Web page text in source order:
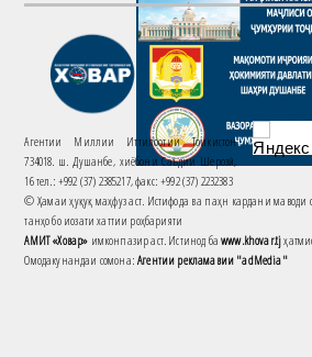
Агентии Миллии Иттилоотии Тоҷикистон
734018. ш. Душанбе, хиёбони Саъдии Шерозӣ,
16 тел.: +992 (37) 2385217, факс: +992 (37) 2232383
© Ҳамаи ҳуқуқ маҳфуз аст. Истифода ва паҳн кардани
танҳо бо иҷозати хаттии роҳбарияти
АМИТ «Ховар» имконпазир аст. Истинод баwww.khovar.tj
Омодакунандаи сомона:Агентии рекламавии "adMedia"